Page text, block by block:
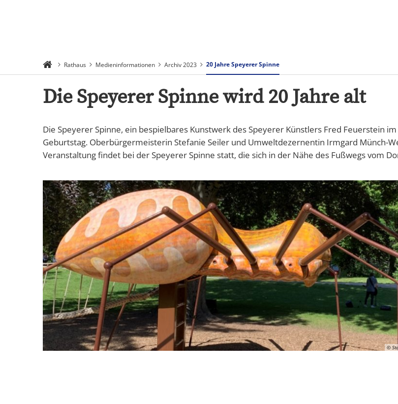
Rathaus Medieninformationen Archiv 2023 20 Jahre Speyerer Spinne
Die Speyerer Spinne wird 20 Jahre alt
Die Speyerer Spinne, ein bespielbares Kunstwerk des Speyerer Künstlers Fred Feuerstein
Geburtstag. Oberbürgermeisterin Stefanie Seiler und Umweltdezernentin Irmgard Münch-
Veranstaltung findet bei der Speyerer Spinne statt, die sich in der Nähe des Fußwegs vom
©